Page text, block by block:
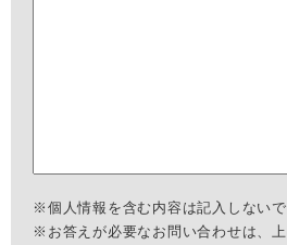
※個人情報を含む内容は記入しないで
※お答えが必要なお問い合わせは、